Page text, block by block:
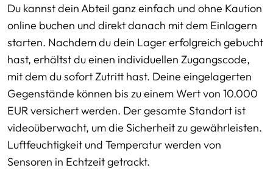
Du kannst dein Abteil ganz einfach und ohne Kaution
online buchen und direkt danach mit dem Einlagern
starten. Nachdem du dein Lager erfolgreich gebucht
hast, erhältst du einen individuellen Zugangscode,
mit dem du sofort Zutritt hast. Deine eingelagerten
Gegenstände können bis zu einem Wert von 10.000
EUR versichert werden. Der gesamte Standort ist
videoüberwacht, um die Sicherheit zu gewährleisten.
Luftfeuchtigkeit und Temperatur werden von
Sensoren in Echtzeit getrackt.